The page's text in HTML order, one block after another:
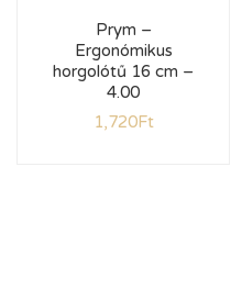
Prym –
Ergonómikus
horgolótű 16 cm –
4.00
1,720Ft